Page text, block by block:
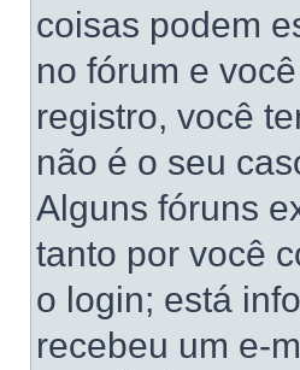
coisas podem
no fórum e
registro, você
não é o seu
Alguns fóruns
tanto por você
o login; está
recebeu um e-